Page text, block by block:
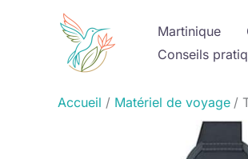
Martinique
Conseils
Accueil Matériel de voyage